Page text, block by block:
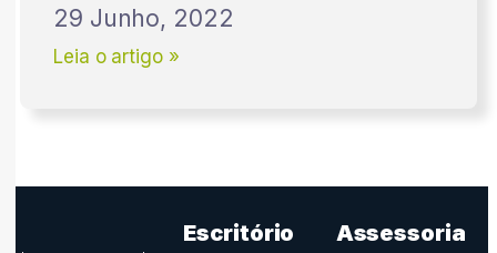
29 Junho, 2022
Leia o artigo »
Escritório Assessoria